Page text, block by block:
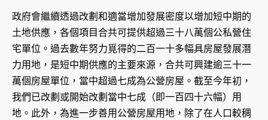
政府會繼續透過改劃和適當增加發展密度以增加短中期的
土地供應，各個項目合共可提供超過三十八萬個公私營住
宅單位。過去數年努力覓得的二百一十多幅具房屋發展潛
力用地，是短中期供應的主要來源，合共可興建逾三十一
萬個房屋單位，當中超過七成為公營房屋。截至今年初，
我們已改劃或開始改劃當中七成（即一百四十六幅）用
地。此外，為進一步善用公營房屋用地，除了在人口較稠